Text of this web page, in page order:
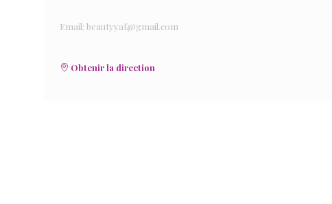
Email: beautyyaf@gmail.com
Obtenir la direction